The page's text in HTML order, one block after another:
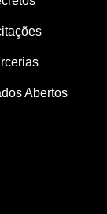
Abertos